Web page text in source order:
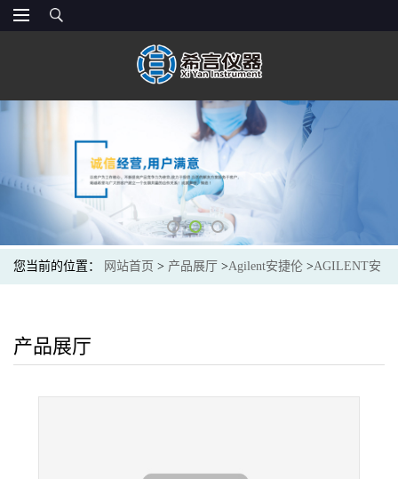
您当前的位置： 网站首页 > 产品展厅 >Agilent安捷伦 >AGILENT安
产品展厅